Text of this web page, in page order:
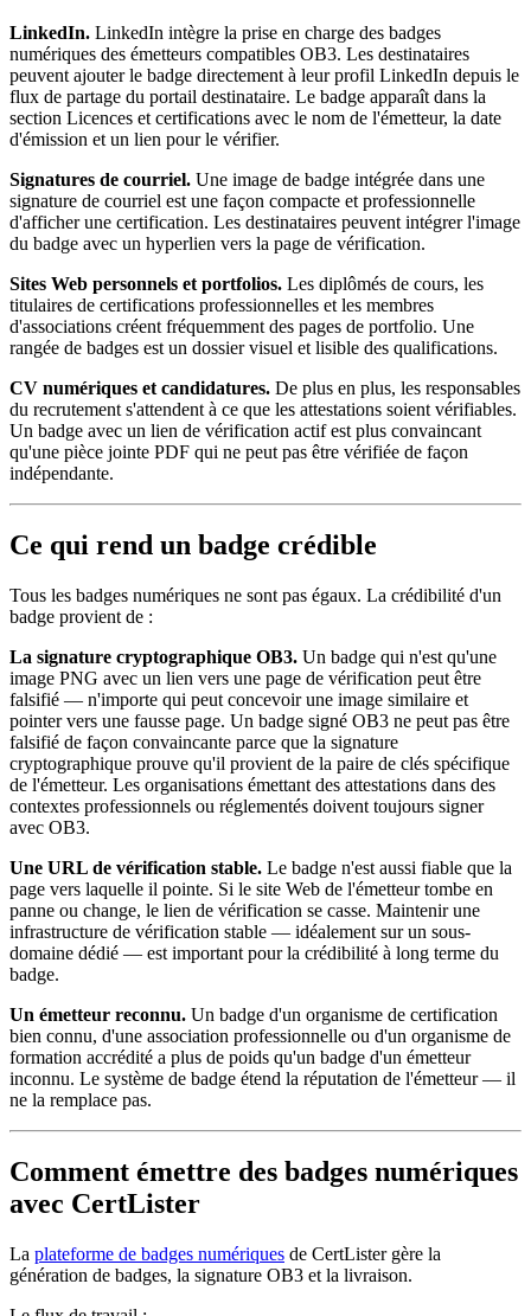
LinkedIn. LinkedIn intègre la prise en charge des badges
numériques des émetteurs compatibles OB3. Les destinataires
peuvent ajouter le badge directement à leur profil LinkedIn depuis le
flux de partage du portail destinataire. Le badge apparaît dans la
section Licences et certifications avec le nom de l'émetteur, la date
d'émission et un lien pour le vérifier.
Signatures de courriel. Une image de badge intégrée dans une
signature de courriel est une façon compacte et professionnelle
d'afficher une certification. Les destinataires peuvent intégrer l'image
du badge avec un hyperlien vers la page de vérification.
Sites Web personnels et portfolios. Les diplômés de cours, les
titulaires de certifications professionnelles et les membres
d'associations créent fréquemment des pages de portfolio. Une
rangée de badges est un dossier visuel et lisible des qualifications.
CV numériques et candidatures. De plus en plus, les responsables
du recrutement s'attendent à ce que les attestations soient vérifiables.
Un badge avec un lien de vérification actif est plus convaincant
qu'une pièce jointe PDF qui ne peut pas être vérifiée de façon
indépendante.
Ce qui rend un badge crédible
Tous les badges numériques ne sont pas égaux. La crédibilité d'un
badge provient de :
La signature cryptographique OB3. Un badge qui n'est qu'une
image PNG avec un lien vers une page de vérification peut être
falsifié — n'importe qui peut concevoir une image similaire et
pointer vers une fausse page. Un badge signé OB3 ne peut pas être
falsifié de façon convaincante parce que la signature
cryptographique prouve qu'il provient de la paire de clés spécifique
de l'émetteur. Les organisations émettant des attestations dans des
contextes professionnels ou réglementés doivent toujours signer
avec OB3.
Une URL de vérification stable. Le badge n'est aussi fiable que la
page vers laquelle il pointe. Si le site Web de l'émetteur tombe en
panne ou change, le lien de vérification se casse. Maintenir une
infrastructure de vérification stable — idéalement sur un sous-
domaine dédié — est important pour la crédibilité à long terme du
badge.
Un émetteur reconnu. Un badge d'un organisme de certification
bien connu, d'une association professionnelle ou d'un organisme de
formation accrédité a plus de poids qu'un badge d'un émetteur
inconnu. Le système de badge étend la réputation de l'émetteur — il
ne la remplace pas.
Comment émettre des badges numériques
avec CertLister
La plateforme de badges numériques de CertLister gère la
génération de badges, la signature OB3 et la livraison.